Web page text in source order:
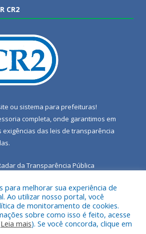
CR2
ou sistema para prefeituras!
completa, onde garantimos em
exigências das leis de transparência
da Transparência Pública
a Câmara Municipal de Porto de
Moz.
para melhorar sua experiência de
Ao utilizar nosso portal, você
de monitoramento de cookies.
sobre como isso é feito, acesse
Leia mais). Se você concorda, clique em